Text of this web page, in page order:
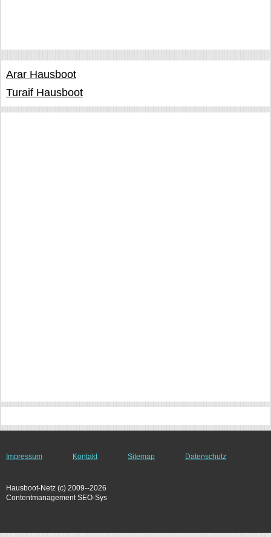
Arar Hausboot
Turaif Hausboot
Impressum Kontakt Sitemap Datenschutz
Hausboot-Netz (c) 2009--2026
Contentmanagement SEO-Sys